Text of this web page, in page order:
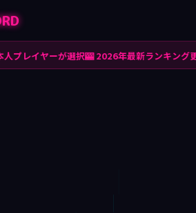
ーが選択🎰 2026年最新ランキング更新済み